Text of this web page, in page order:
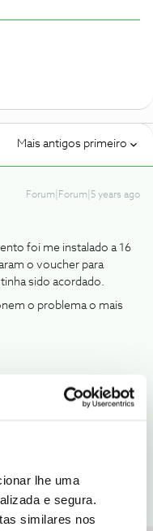
lhe uma
e segura.
similares nos
Mais antigos primeiro
Forum|Forum|5 years ago
foi me instalado a 16
o voucher para
sido acordado.
o problema o mais
de 30 dias para ser
envie mensagem